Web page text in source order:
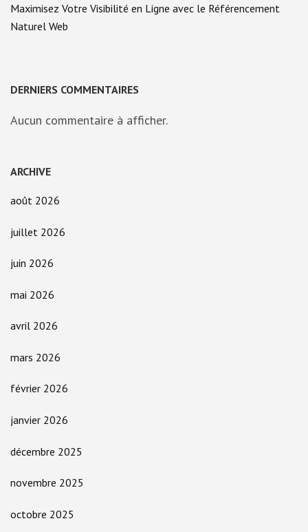
Maximisez Votre Visibilité en Ligne avec le Référencement
Naturel Web
DERNIERS COMMENTAIRES
Aucun commentaire à afficher.
ARCHIVE
août 2026
juillet 2026
juin 2026
mai 2026
avril 2026
mars 2026
février 2026
janvier 2026
décembre 2025
novembre 2025
octobre 2025